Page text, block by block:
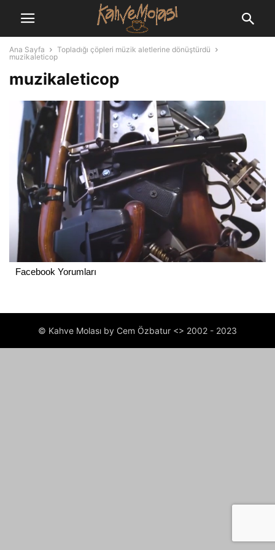
Ana Sayfa
Topladığı çöpleri müzik aletlerine dönüştürdü
muzikaleticop
muzikaleticop
Facebook Yorumları
© Kahve Molası by Cem Özbatur <> 2002 - 2023